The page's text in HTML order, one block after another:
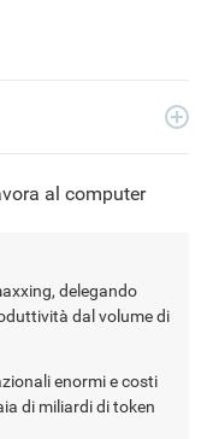
Scienza Pop. La sua
delegando
dal volume di
enormi e costi
di miliardi di token